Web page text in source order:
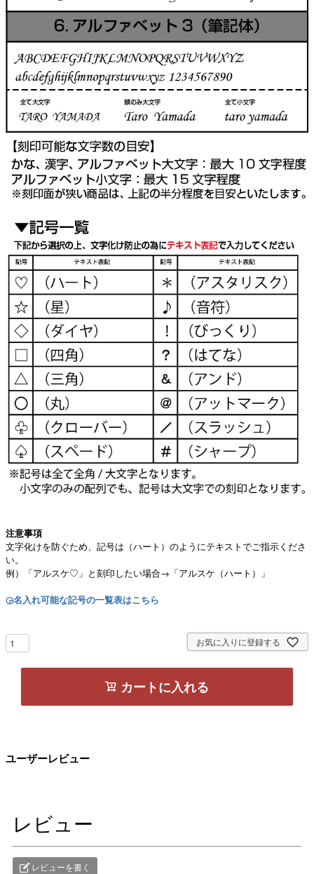
注意事項
文字化けを防ぐため、記号は（ハート）のようにテキストでご指示くださ
い。
例）「アルスケ♡」と刻印したい場合→「アルスケ（ハート）」
◶名入れ可能な記号の一覧表はこちら
お気に入りに登録する
カートに入れる
ユーザーレビュー
レビュー
レビューを書く